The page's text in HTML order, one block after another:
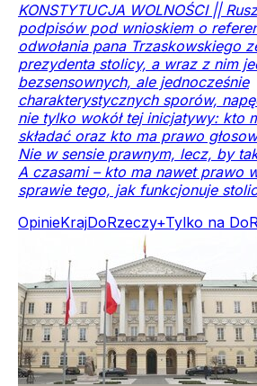
KONSTYTUCJA WOLNOŚCI ||
podpisów pod wnioskiem o
odwołania pana Trzaskowskiego
prezydenta stolicy, a wraz z nim
bezsensownych, ale jednocześnie
charakterystycznych sporów,
nie tylko wokół tej inicjatywy: kto
składać oraz kto ma prawo
Nie w sensie prawnym, lecz, by
A czasami – kto ma nawet prawo
sprawie tego, jak funkcjonuje
OpinieKrajDoRzeczy+Tylko na